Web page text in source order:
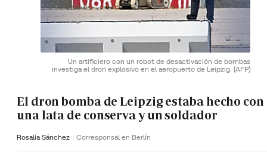
Un artificiero con un robot de desactivación de bombas
investiga el dron explosivo en el aeropuerto de Leipzig. (AFP)
El dron bomba de Leipzig estaba hecho con
una lata de conserva y un soldador
Rosalía Sánchez Corresponsal en Berlín